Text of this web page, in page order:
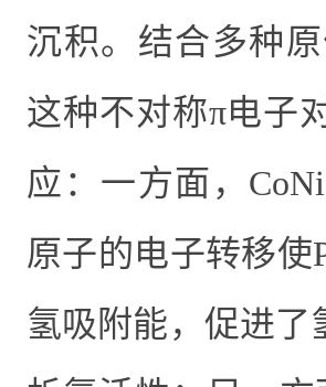
沉积。结合多种
这种不对称π电子
应：一方面， CoNi
原子的电子转移使
氢吸附能，促进了